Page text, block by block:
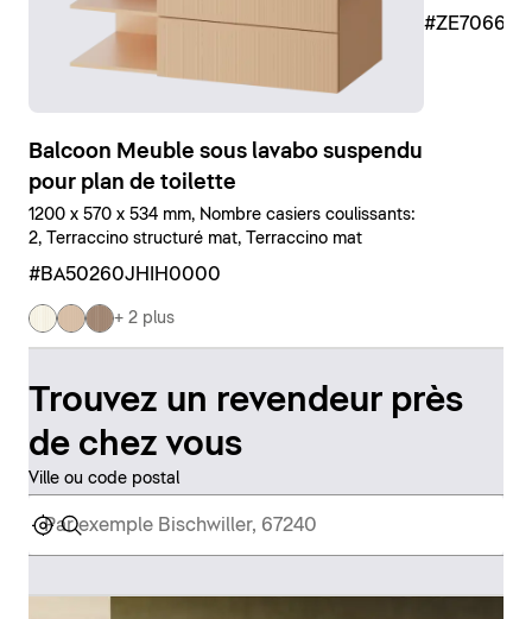
Balcoon Meuble sous lavabo suspendu
pour plan de toilette
1200 x 570 x 534 mm, Nombre casiers coulissants:
2, Terraccino structuré mat, Terraccino mat
#BA50260JHIH0000
+ 2 plus
Trouvez un revendeur près
de chez vous
Ville ou code postal